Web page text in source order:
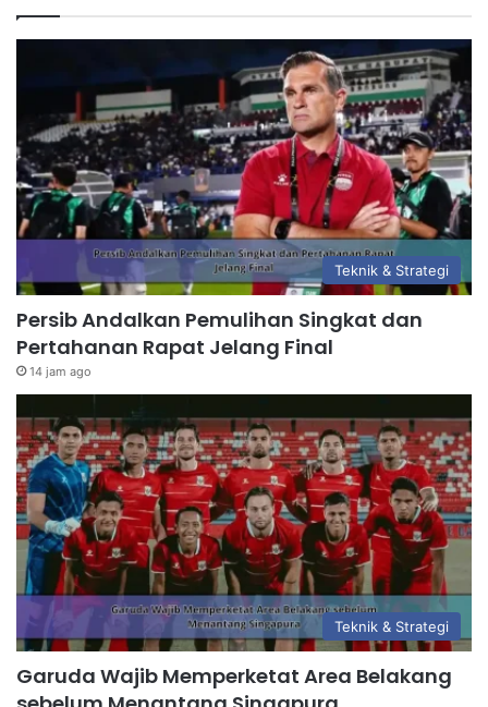
Teknik & Strategi
Persib Andalkan Pemulihan Singkat dan
Pertahanan Rapat Jelang Final
14 jam ago
Teknik & Strategi
Garuda Wajib Memperketat Area Belakang